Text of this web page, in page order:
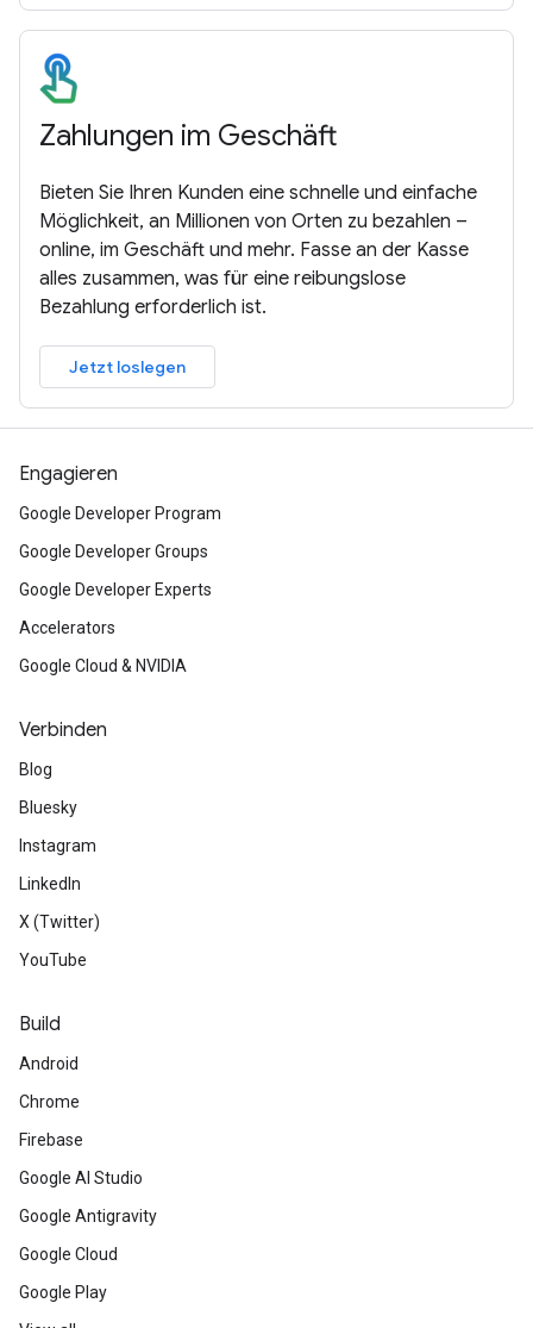
Zahlungen im Geschäft
Bieten Sie Ihren Kunden eine schnelle und einfache
Möglichkeit, an Millionen von Orten zu bezahlen –
online, im Geschäft und mehr. Fasse an der Kasse
alles zusammen, was für eine reibungslose
Bezahlung erforderlich ist.
Jetzt loslegen
Engagieren
Google Developer Program
Google Developer Groups
Google Developer Experts
Accelerators
Google Cloud & NVIDIA
Verbinden
Blog
Bluesky
Instagram
LinkedIn
X (Twitter)
YouTube
Build
Android
Chrome
Firebase
Google AI Studio
Google Antigravity
Google Cloud
Google Play